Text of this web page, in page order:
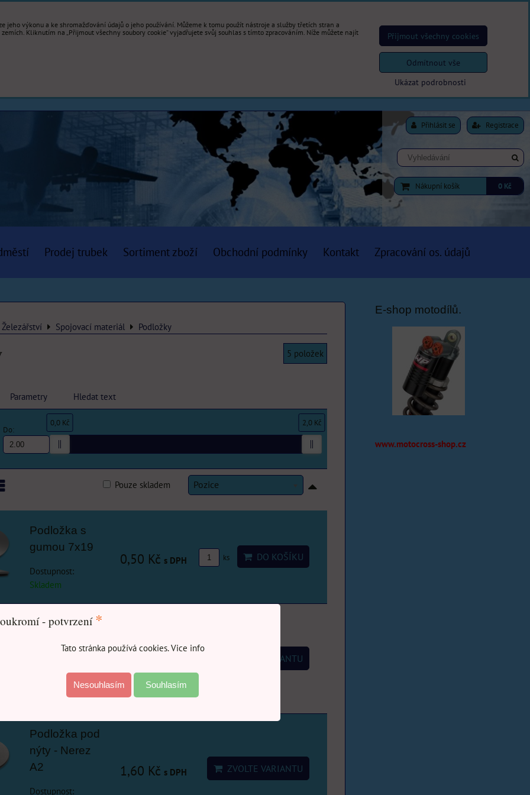
Přihlásit se Registrace
Nákupní košík 0 Kč
Prodej trubek Sortiment zboží Obchodní podmínky Kontakt Zpracování os. údajů
Železářství Spojovací materiál Podložky
5 položek
Parametry Hledat text
Do:
0,0 Kč 2,0 Kč
Pozice
Pouze skladem
Podložka s
gumou 7x19
Dostupnost:
Skladem
0,50 Kč s DPH ks DO KOŠÍKU
Podložka pod
od 0,20 Kč ZVOLTE VARIANTU
Podložka pod
nýty - Nerez
A2
Dostupnost:
1,60 Kč s DPH ZVOLTE VARIANTU
E-shop motodílů.
www.motocross-shop.cz
jeho výkonu a ke shromažďování údajů o jeho používání. Můžeme k tomu použít nástroje a služby třetích stran a
Kliknutím na „Přijmout všechny soubory cookie“ vyjadřujete svůj souhlas s tímto zpracováním. Níže můžete najít
Ukázat podrobnosti
Přijmout všechny cookies
Odmítnout vše
- potvrzení*
Tato stránka používá cookies. Vice info
Nesouhlasím Souhlasím